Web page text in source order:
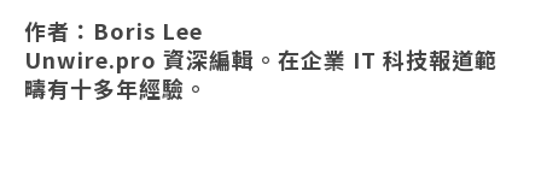
作者：Boris Lee
Unwire.pro 資深編輯。在企業 IT 科技報道範
疇有十多年經驗。